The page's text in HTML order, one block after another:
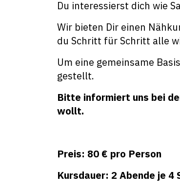
Du interessierst dich wie
Wir bieten Dir einen
du Schritt für Schritt alle
Um eine gemeinsame
gestellt.
Bitte informiert uns bei
wollt.
Preis: 80 € pro Person
Kursdauer: 2 Abende je 4